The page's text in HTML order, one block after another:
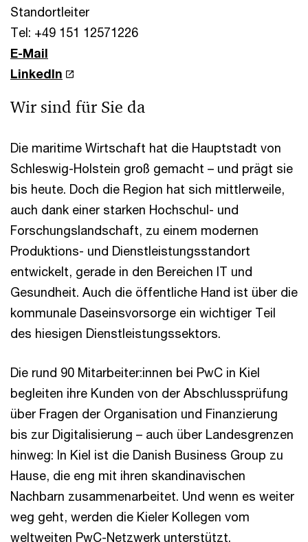
Standortleiter
Tel: +49 151 12571226
E-Mail
LinkedIn
Wir sind für Sie da
Die maritime Wirtschaft hat die Hauptstadt von
Schleswig-Holstein groß gemacht – und prägt sie
bis heute. Doch die Region hat sich mittlerweile,
auch dank einer starken Hochschul- und
Forschungslandschaft, zu einem modernen
Produktions- und Dienstleistungsstandort
entwickelt, gerade in den Bereichen IT und
Gesundheit. Auch die öffentliche Hand ist über die
kommunale Daseinsvorsorge ein wichtiger Teil
des hiesigen Dienstleistungssektors.
Die rund 90 Mitarbeiter:innen bei PwC in Kiel
begleiten ihre Kunden von der Abschlussprüfung
über Fragen der Organisation und Finanzierung
bis zur Digitalisierung – auch über Landesgrenzen
hinweg: In Kiel ist die Danish Business Group zu
Hause, die eng mit ihren skandinavischen
Nachbarn zusammenarbeitet. Und wenn es weiter
weg geht, werden die Kieler Kollegen vom
weltweiten PwC-Netzwerk unterstützt.